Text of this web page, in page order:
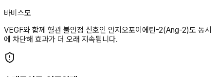
바비스모
VEGF와 함께 혈관 불안정 신호인 안지오포이에틴-2(Ang-2)도 동시
에 차단해 효과가 더 오래 지속됩니다.